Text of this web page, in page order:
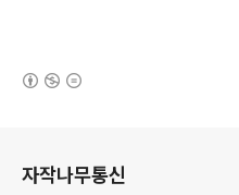
자작나무통신